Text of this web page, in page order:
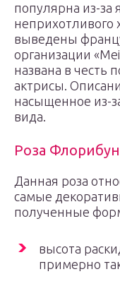
популярна из-за
неприхотливого
выведены
организации
названа в честь
актрисы.
насыщенное из-
вида.
Роза
Данная роза
самые
полученные
высота
примерно